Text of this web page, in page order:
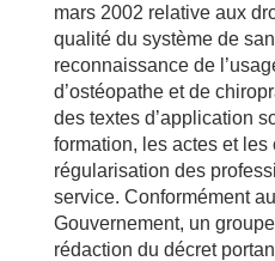
mars 2002 relative aux
qualité du système de
reconnaissance de
d’ostéopathe et de
des textes d’application
formation, les actes et les
régularisation des
service. Conformément
Gouvernement, un
rédaction du décret